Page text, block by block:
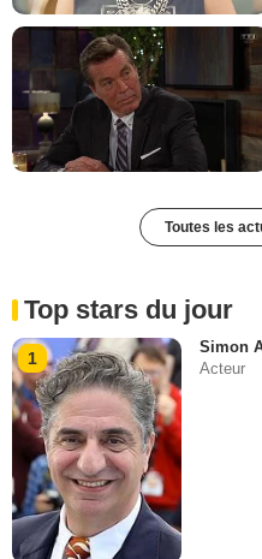
Toutes les
Top stars du jour
1
Simon
Acteur